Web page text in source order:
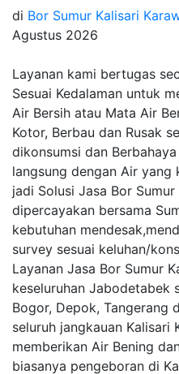
di Bor Sumur Kalisari
Agustus 2026
Layanan kami bertugas
Sesuai Kedalaman untuk
Air Bersih atau Mata Air
Kotor, Berbau dan Rusak
dikonsumsi dan
langsung dengan Air yang
jadi Solusi Jasa Bor
dipercayakan bersama
kebutuhan
survey sesuai keluhan/
Layanan Jasa Bor Sumur
keseluruhan Jabodetabek
Bogor, Depok, Tangerang
seluruh jangkauan Kalisari
memberikan Air Bening
biasanya pengeboran di